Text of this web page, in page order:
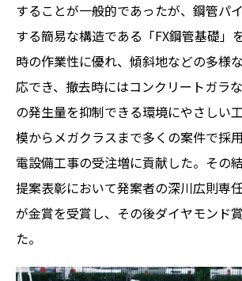
することが一般的であったが、鋼管パ
する簡易な構造である「FX鋼管基礎」
時の作業性に優れ、傾斜地などの多様
応でき、撤去時にはコンクリートガラ
の発生量を抑制できる環境にやさしい
模からメガクラスまで多くの案件で採
電設備工事の受注増に貢献した。その
提案表彰において発案者の深川広則専
が金賞を受賞し、その後ダイヤモンド
た。